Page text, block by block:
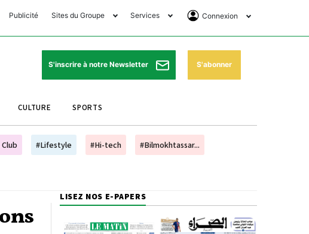
Publicité Sites du Groupe
Club Avantages
Le Matin Sports
Le Matin Store
Le Matin Annonces
Morocco Today Forum
Bookclub
Services
Horaires de prières
Pharmacies de garde
Programme TV
Cinéma
Connexion
Se Connecter
Abonnement
S'inscrire à notre Newsletter S'abonner
CULTURE SPORTS
#Lifestyle #Hi-tech #Bilmokhtassar...
LISEZ NOS E-PAPERS